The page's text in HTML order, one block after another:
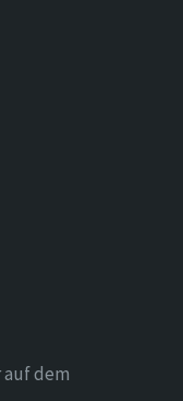
dem